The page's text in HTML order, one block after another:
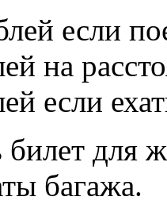
если
на
если
билет для
багажа.